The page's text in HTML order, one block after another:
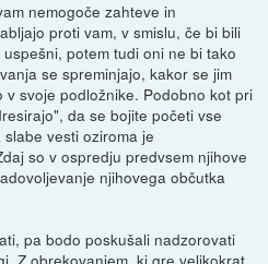
nemogoče zahteve in
proti vam, v smislu, če bi bili
potem tudi oni ne bi tako
se spreminjajo, kakor se jim
svoje podložnike. Podobno kot pri
da se bojite početi vse
vesti oziroma je
so v ospredju predvsem njihove
njihovega občutka
pa bodo poskušali nadzorovati
Z obrekovanjem, ki gre velikokrat